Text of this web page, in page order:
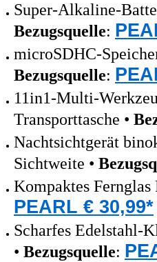
Super-Alkaline-
Bezugsquelle:
microSDHC-
Bezugsquelle:
11in1-Multi-
Transporttasche •
Nachtsichtgerät
Sichtweite •
Kompaktes
PEARL € 30,99*
Scharfes Edelstahl-
• Bezugsquelle: